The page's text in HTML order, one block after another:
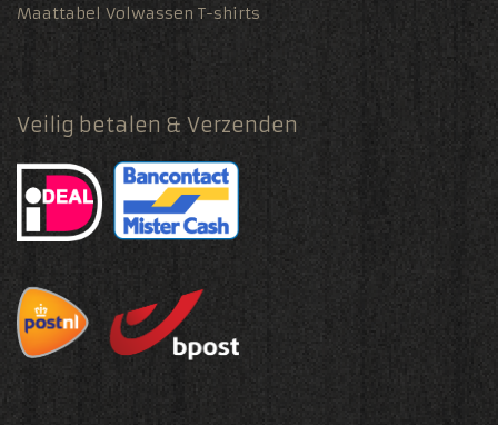
Maattabel Volwassen T-shirts
Veilig betalen & Verzenden